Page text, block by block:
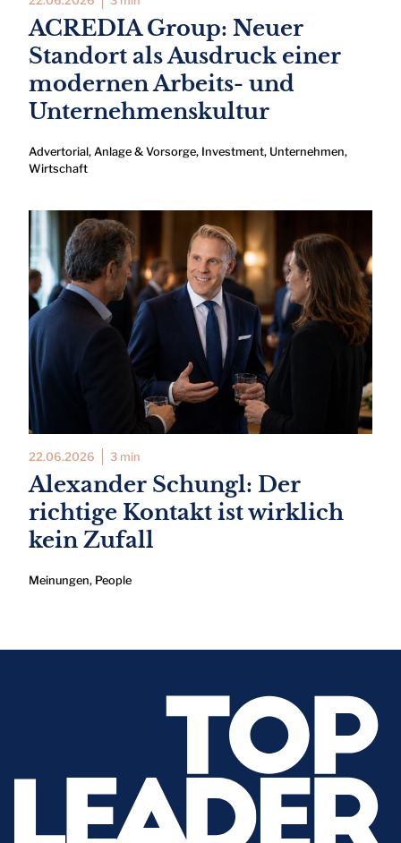
ACREDIA Group: Neuer
Standort als Ausdruck einer
modernen Arbeits- und
Unternehmenskultur
Advertorial, Anlage & Vorsorge, Investment, Unternehmen,
Wirtschaft
22.06.2026 3 min
Alexander Schungl: Der
richtige Kontakt ist wirklich
kein Zufall
Meinungen, People